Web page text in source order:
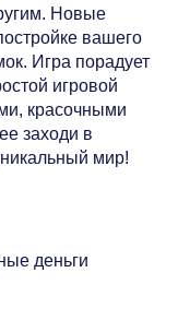
Новые
вашего
Игра порадует
игровой
красочными
заходи в
мир!
деньги